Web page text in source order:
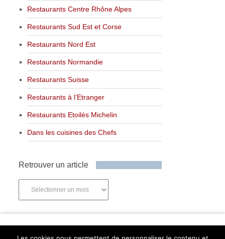
Restaurants Centre Rhône Alpes
Restaurants Sud Est et Corse
Restaurants Nord Est
Restaurants Normandie
Restaurants Suisse
Restaurants à l’Etranger
Restaurants Etoilés Michelin
Dans les cuisines des Chefs
Retrouver un article